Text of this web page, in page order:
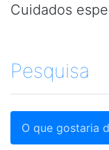
Pesquisa